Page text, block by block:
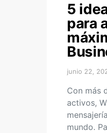
5
para
junio 22,
Con más
activos,
mundo.